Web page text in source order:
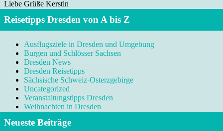
Liebe Grüße Kerstin
Reisetipps Dresden von A bis Z
Ausflugsziele in Dresden und Umgebung
Burgen und Schlösser Sachsen
Dresden News
Dresden Reisetipps
Sächsische Schweiz-Osterzgebirge
Uncategorized
Veranstaltungstipps Dresden
Weihnachten in Dresden
Neueste Beiträge